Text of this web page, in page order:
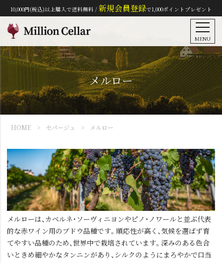
10,000円(税込)以上購入で送料無料 / 新規会員登録で1,000ポイントプレゼント
MENU
メルロー
HOME セパージュ メルロー
メルローは、カベルネ・ソーヴィニヨンやピノ・ノワールと並ぶ代表
的な赤ワイン用のブドウ品種です。順応性が高く、気候を選ばず育
てやすい品種のため、世界中で栽培されています。深みのある色合
いときめ細やかなタンニンがあり、シルクのようにまろやかで口当